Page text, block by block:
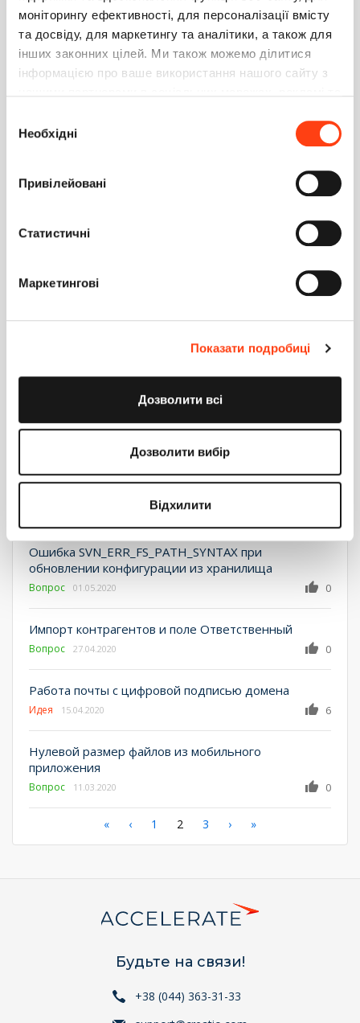
моніторингу ефективності, для персоналізації вмісту
та досвіду, для маркетингу та аналітики, а також для
інших законних цілей. Ми також можемо ділитися
інформацією про ваше використання нашого сайту з
інформацією, яку ви їм надали або яку вони зібрали
під час використання вами їхніх послуг. Детальніше
згоди
Необхідні
Привілейовані
Статистичні
Маркетингові
Показати подробиці
Дозволити всі
Дозволити вибір
Відхилити
Возможность просматривать на какие объекты
есть доступ у роли
Идея 04.09.2020
Вопрос 1
02.09.2020
Вопрос 05.06.2020
Настройка колонок в конфигураторе
4
Группа полей в Заголовке
Ведение только части справочников
Идея 11
01.05.2020
Оповещение пользователей о технических
Ошибка SVN_ERR_FS_PATH_SYNTAX при
обновлении конфигурации из хранилища
Вопрос 0
01.05.2020
Импорт контрагентов и поле Ответственный
Вопрос 0
27.04.2020
Работа почты с цифровой подписью домена
Идея 6
15.04.2020
Нулевой размер файлов из мобильного
приложения
Вопрос 0
11.03.2020
Нумерация
страниц
Первая
« ←‹ Страница
1
Текущая
2 Страница
3
Следующая
›
Последняя
»
Будьте на связи!
+38 (044) 363-31-33